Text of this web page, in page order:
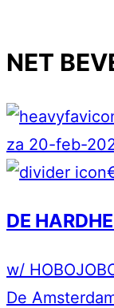
NET
za 20-feb-
DE
w/
De